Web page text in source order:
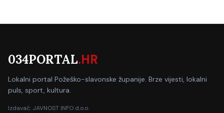
034PORTAL.HR
Lokalni portal Požeško-slavonske županije. Brze vijesti, lokalni
puls, sport, kultura.
Izdavač: JAVNOST INFO d.o.o.